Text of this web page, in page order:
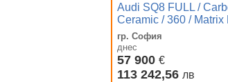
Audi SQ8 FULL /
Ceramic / 360 / Matrix
гр. София
днес
57 900 €
113 242,56 лв